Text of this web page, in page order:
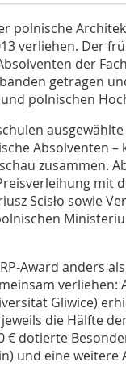
polnische
verliehen. Der
der
getragen
polnischen
Absolventen –
zusammen.
mit
Scisło sowie
Award anders
verliehen:
Gliwice)
die Hälfte
€ dotierte
und eine weitere